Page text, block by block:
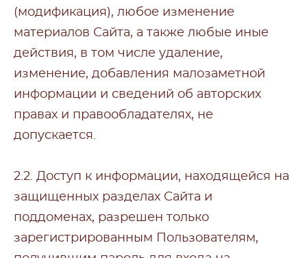
(модификация), любое изменение
материалов Сайта, а также любые иные
действия, в том числе удаление,
изменение, добавления малозаметной
информации и сведений об авторских
правах и правообладателях, не
допускается.
2.2. Доступ к информации, находящейся на
защищенных разделах Сайта и
поддоменах, разрешен только
зарегистрированным Пользователям,